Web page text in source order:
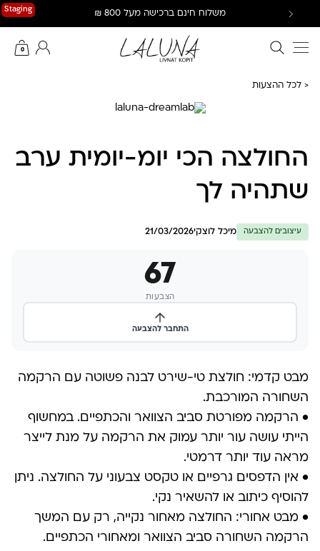
Staging משלוח חינם ברכישה מעל 800 ₪
חיפוש באתר
0
החשבון שלי
< לכל ההצעות
החולצה הכי יומ-יומית ערב
שתהיה לך
עיצובים להצבעה מיכל לוצקי21/03/2026
67
הצבעות
התחבר להצבעה
מבט קדמי: חולצת טי-שירט לבנה פשוטה עם הרקמה
השחורה המורכבת.
• הרקמה מפורטת סביב הצוואר והכתפיים. במחשוף
הייתי עושה עור יותר עמוק את הרקמה על מנת לייצר
מראה עוד יותר דרמטי.
• אין הדפסים גרפיים או טקסט צבעוני על החולצה. ניתן
להוסיף כיתוב או להשאיר נקי.
• מבט אחורי: החולצה מאחור נקייה, רק עם המשך
הרקמה השחורה סביב הצוואר ומאחורי הכתפיים.